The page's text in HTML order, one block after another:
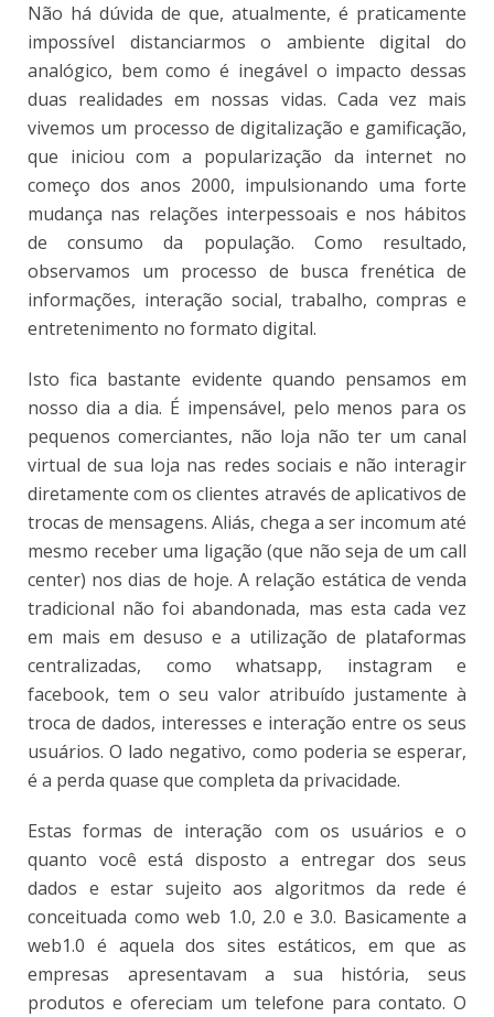
Não há dúvida de que, atualmente, é praticamente
impossível distanciarmos o ambiente digital do
analógico, bem como é inegável o impacto dessas
duas realidades em nossas vidas. Cada vez mais
vivemos um processo de digitalização e gamificação,
que iniciou com a popularização da internet no
começo dos anos 2000, impulsionando uma forte
mudança nas relações interpessoais e nos hábitos
de consumo da população. Como resultado,
observamos um processo de busca frenética de
informações, interação social, trabalho, compras e
entretenimento no formato digital.
Isto fica bastante evidente quando pensamos em
nosso dia a dia. É impensável, pelo menos para os
pequenos comerciantes, não loja não ter um canal
virtual de sua loja nas redes sociais e não interagir
diretamente com os clientes através de aplicativos de
trocas de mensagens. Aliás, chega a ser incomum até
mesmo receber uma ligação (que não seja de um call
center) nos dias de hoje. A relação estática de venda
tradicional não foi abandonada, mas esta cada vez
em mais em desuso e a utilização de plataformas
centralizadas, como whatsapp, instagram e
facebook, tem o seu valor atribuído justamente à
troca de dados, interesses e interação entre os seus
usuários. O lado negativo, como poderia se esperar,
é a perda quase que completa da privacidade.
Estas formas de interação com os usuários e o
quanto você está disposto a entregar dos seus
dados e estar sujeito aos algoritmos da rede é
conceituada como web 1.0, 2.0 e 3.0. Basicamente a
web1.0 é aquela dos sites estáticos, em que as
empresas apresentavam a sua história, seus
produtos e ofereciam um telefone para contato. O